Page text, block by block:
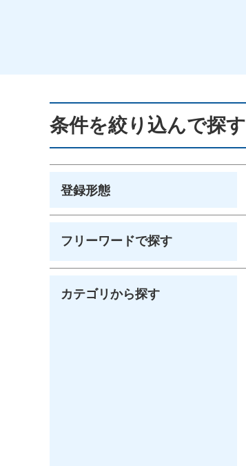
条件を絞り込んで探す
登録形態
フリーワードで探す
カテゴリから探す